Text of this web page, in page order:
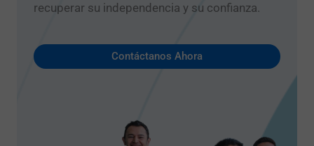
recuperar su independencia y su confianza.
Contáctanos Ahora